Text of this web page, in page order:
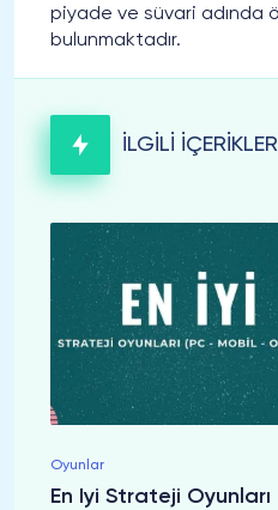
piyade ve süvari adında
bulunmaktadır.
İLGİLİ İÇERİKLER
Oyunlar
En Iyi Strateji Oyunları